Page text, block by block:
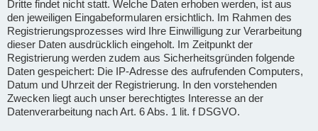
Dritte findet nicht statt. Welche Daten erhoben werden, ist aus
den jeweiligen Eingabeformularen ersichtlich. Im Rahmen des
Registrierungsprozesses wird Ihre Einwilligung zur Verarbeitung
dieser Daten ausdrücklich eingeholt. Im Zeitpunkt der
Registrierung werden zudem aus Sicherheitsgründen folgende
Daten gespeichert: Die IP-Adresse des aufrufenden Computers,
Datum und Uhrzeit der Registrierung. In den vorstehenden
Zwecken liegt auch unser berechtigtes Interesse an der
Datenverarbeitung nach Art. 6 Abs. 1 lit. f DSGVO.